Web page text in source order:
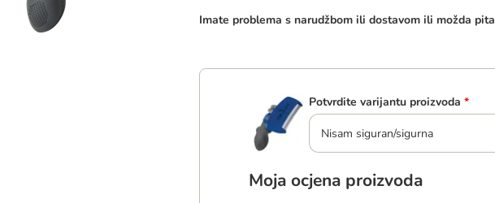
Imate problema s narudžbom ili dostavom ili možda
Potvrdite varijantu proizvoda *
Nisam siguran/sigurna
Moja ocjena proizvoda